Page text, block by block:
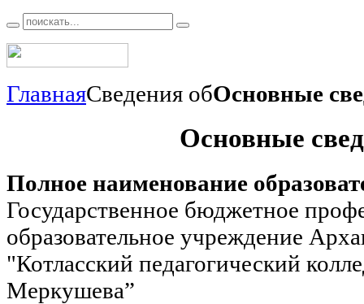
ГлавнаяСведения обОсновные
Основные
Полное наименование
Государственное бюджетное
образовательное учреждение
"Котласский педагогический
Меркушева”